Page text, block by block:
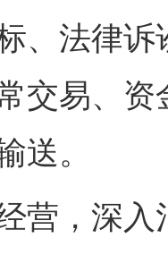
、法律
交易、
送。
，深入